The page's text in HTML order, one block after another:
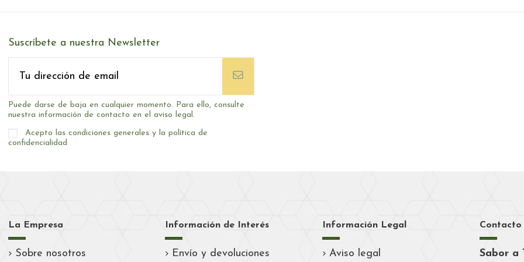
Suscríbete a nuestra Newsletter
Puede darse de baja en cualquier momento. Para ello, consulte
nuestra información de contacto en el aviso legal.
Acepto las condiciones generales y la política de
confidencialidad
La Empresa
Sobre nosotros
Información de Interés
Envío y devoluciones
Información Legal
Aviso legal
Contacto
Sabor a